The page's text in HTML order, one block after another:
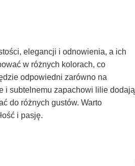
elegancji i odnowienia, a ich
w różnych kolorach, co
odpowiedni zarówno na
i subtelnemu zapachowi lilie dodają
do różnych gustów. Warto
i pasję.